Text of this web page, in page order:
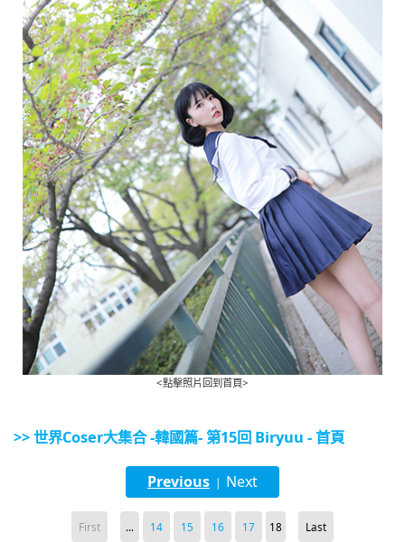
<點擊照片回到首頁>
>> 世界Coser大集合 -韓國篇- 第15回 Biryuu - 首頁
Previous | Next
First ... 14 15 16 17 18 Last